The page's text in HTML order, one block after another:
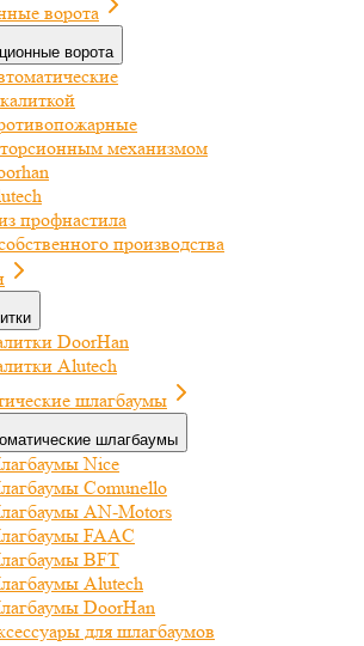
ворота
ворота
механизмом
профнастила
производства
DoorHan
Alutech
шлагбаумы
шлагбаумы
Nice
Comunello
AN-Motors
FAAC
BFT
Alutech
DoorHan
для шлагбаумов